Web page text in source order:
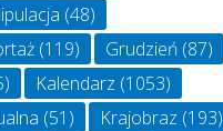
(48)
(119) Grudzień(87)
Kalendarz (1053)
(51) Krajobraz (193)